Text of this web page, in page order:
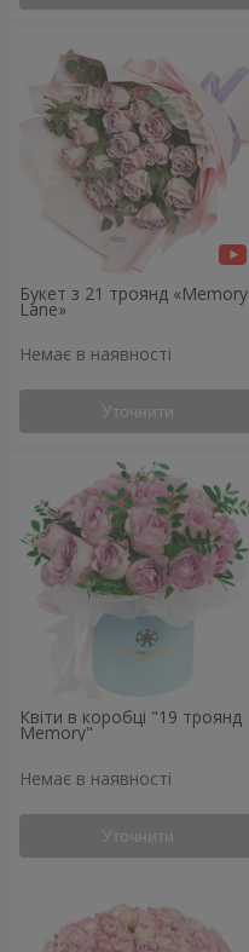
Букет з 21 троянд «Memory
Lane»
Немає в наявності
Уточнити
Квіти в коробці "19 троянд
Memory"
Немає в наявності
Уточнити